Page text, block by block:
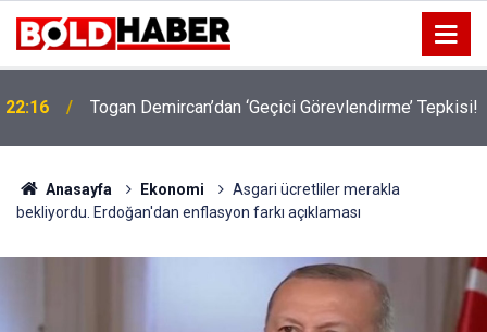
22:16 Togan Demircan’dan ‘Geçici Görevlendirme’ Tepkisi!
19:32 Sıcak Havalarda Ödem Şikayetini Hafife Almayın!
Anasayfa Ekonomi
Asgari ücretliler merakla
bekliyordu. Erdoğan'dan enflasyon farkı açıklaması